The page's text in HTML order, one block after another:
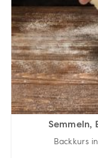
Semmeln,
Backkurs